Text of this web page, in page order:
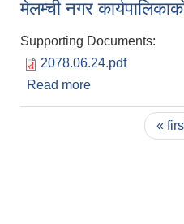
मेलम्ची नगर
Supporting Documents:
2078.06.24.pdf
Read more
«